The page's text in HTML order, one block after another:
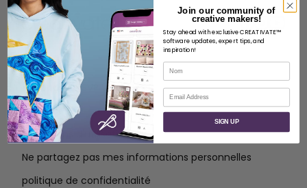
À PROPOS
À propos de SVP Worldwide
Contact
Conditions d'utilisation
Ne partagez pas mes informations personnelles
politique de confidentialité
Join our community of
creative makers!
Stay ahead with exclusive CREATIVATE™
software updates, expert tips, and
inspiration!
Nom
Courriel
SIGN UP